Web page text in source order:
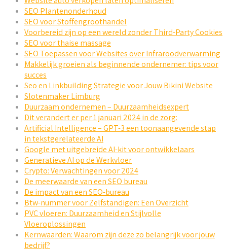
SEO Plantenonderhoud
SEO voor Stoffengroothandel
Voorbereid zijn op een wereld zonder Third-Party Cookies
SEO voor thaise massage
SEO Toepassen voor Websites over Infraroodverwarming
Makkelijk groeien als beginnende ondernemer: tips voor
succes
Seo en Linkbuilding Strategie voor Jouw Bikini Website
Slotenmaker Limburg
Duurzaam ondernemen – Duurzaamheidsexpert
Dit verandert er per 1 januari 2024 in de zorg:
Artificial Intelligence – GPT-3 een toonaangevende stap
in tekstgerelateerde AI
Google met uitgebreide AI-kit voor ontwikkelaars
Generatieve AI op de Werkvloer
Crypto: Verwachtingen voor 2024
De meerwaarde van een SEO bureau
De impact van een SEO-bureau
Btw-nummer voor Zelfstandigen: Een Overzicht
PVC vloeren: Duurzaamheid en Stijlvolle
Vloeroplossingen
Kernwaarden: Waarom zijn deze zo belangrijk voor jouw
bedrijf?